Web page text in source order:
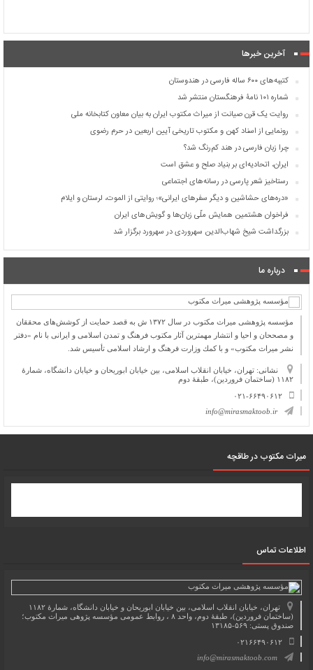
آخرین خبرها
کتیبه‌های ۶۰۰ ساله فارسی در هندوستان
شماره ۱۰۱ نامۀ فرهنگستان منتشر شد
روایت یک قرن صیانت از میراث مکتوب ایران به بیان معاون کتابخانه ملی
رونمایی از اسناد کهن و مکتوب تاریخی آیین اربعین در حرم رضوی
چرا زبان فارسی در هند کم‌رنگ شد؟
ایران، اتحادیه‌ای بر بنیاد صلح و عشق است
رستاخیز شعر پارسی در رسانه‌های اجتماعی
«دره‌های حشاشین و دیگر سفرهای ایرانی»؛ روایتی از الموت، لرستان و ایلام
فراخوان هشتمین همایش ملّی زبان‌ها و گویش‌های ایران
بزرگداشت شیخ شهاب‌الدین سهروردی در سهرورد برگزار شد
درباره ما
مؤسسه پژوهشی میراث مكتوب در سال ۱۳۷۲ ش به قصد حمایت از كوشش‌های محققان
و مصححان و احیا و انتشار مهمترین آثار مكتوب فرهنگ و تمدن اسلامی و ایرانی با نام «دفتر
نشر میراث مكتوب» و با كمك وزارت فرهنگ و ارشاد اسلامی تأسیس شد.
نشانی: تهران، خیابان انقلاب اسلامی، بین خیابان ابوریحان و خیابان دانشگاه، شمارۀ
۱۱۸۲ (ساختمان فروردین)، طبقۀ دوم
۰۲۱-۶۶۴۹۰۶۱۲
info@mirasmaktoob.ir
میرات مکتوب در طاقچه
اطلاعات تماس
تهران، خیابان انقلاب اسلامی، بین خیابان ابوریحان و خیابان دانشگاه، شمارۀ ۱۱۸۲
(ساختمان فروردین)، طبقۀ دوم، واحد ۸ ، روابط عمومی مؤسسه پژوهی میراث مکتوب؛
صندوق پستی: ۵۶۹-۱۳۱۸۵
۰۲۱۶۶۴۹۰۶۱۲
info@mirasmaktoob.com